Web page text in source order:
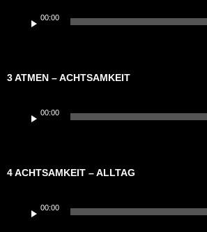
Player
00:00
3 ATMEN – ACHTSAMKEIT
Player
00:00
4 ACHTSAMKEIT – ALLTAG
Player
00:00